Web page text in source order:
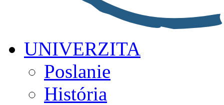
UNIVERZITA
Poslanie
História